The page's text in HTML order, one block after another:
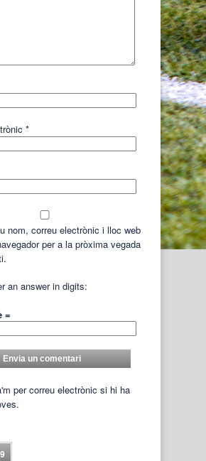
*
nom, correu electrònic i lloc web
per a la pròxima vegada
an answer in digits:
=
per correu electrònic si hi ha